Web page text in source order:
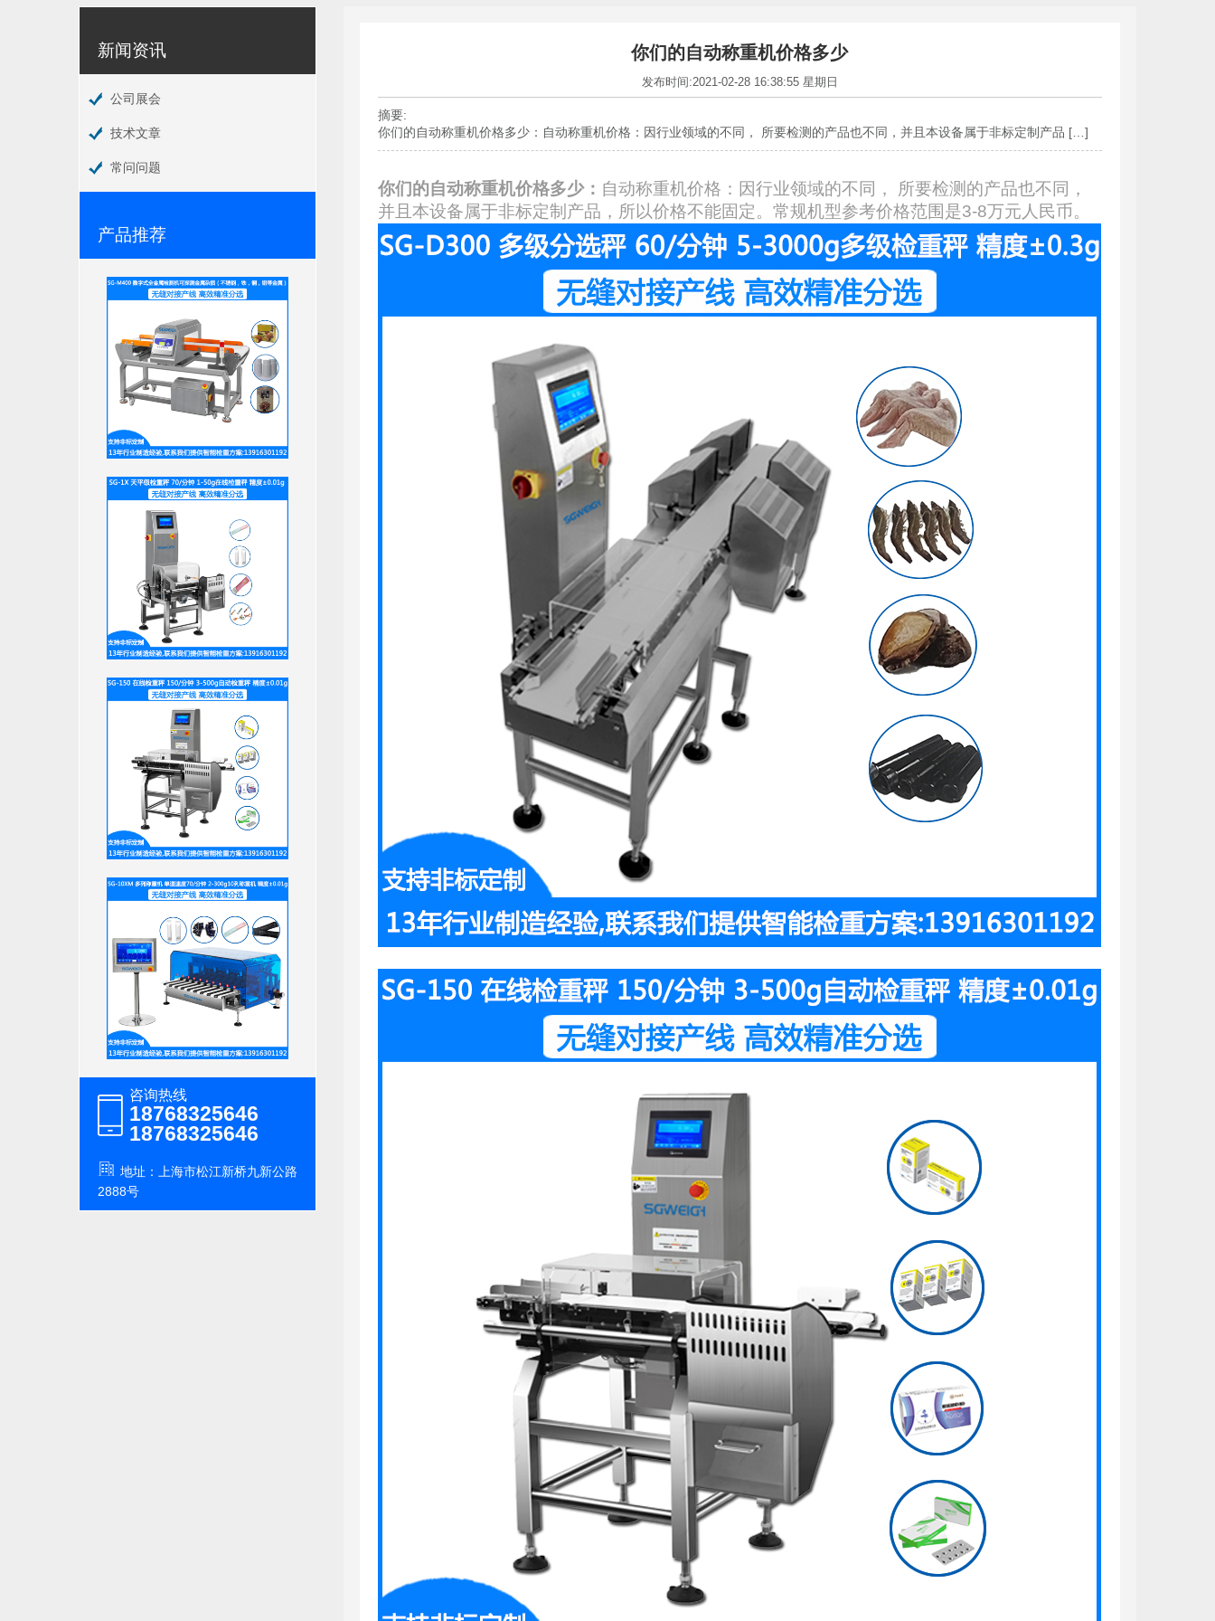
新闻资讯
公司展会
技术文章
常问问题
产品推荐
咨询热线
18768325646
18768325646
地址：上海市松江新桥九新公路
2888号
你们的自动称重机价格多少
发布时间:2021-02-28 16:38:55 星期日
摘要:
你们的自动称重机价格多少：自动称重机价格：因行业领域的不同， 所要检测的产品也不同，并且本设备属于非标定制产品 […]
你们的自动称重机价格多少： 自动称重机价格：因行业领域的不同， 所要检测的产品也不同，
并且本设备属于非标定制产品，所以价格不能固定。常规机型参考价格范围是3-8万元人民币。